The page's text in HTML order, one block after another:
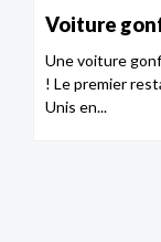
Voiture
Une voiture
! Le premier
Unis en...